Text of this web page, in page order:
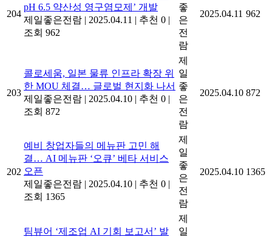
204
pH 6.5 약산성 영구염모제’ 개발
제일좋은전람 | 2025.04.11 | 추천 0 |
조회 962
좋
은
전
람
2025.04.11 962
203
콜로세움, 일본 물류 인프라 확장 위
한 MOU 체결… 글로벌 현지화 나서
제일좋은전람 | 2025.04.10 | 추천 0 |
조회 872
제
일
좋
은
전
람
2025.04.10 872
202
예비 창업자들의 메뉴판 고민 해
결… AI 메뉴판 ‘오큐’ 베타 서비스
오픈
제일좋은전람 | 2025.04.10 | 추천 0 |
조회 1365
제
일
좋
은
전
람
2025.04.10 1365
팀뷰어 ‘제조업 AI 기회 보고서’ 발
제
일